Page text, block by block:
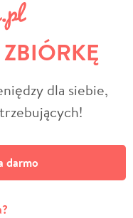
dla siebie,
darmo